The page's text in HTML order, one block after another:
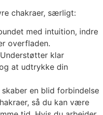
chakraer, særligt:
med intuition, indre
overfladen.
Understøtter klar
at udtrykke din
en blid forbindelse
så du kan være